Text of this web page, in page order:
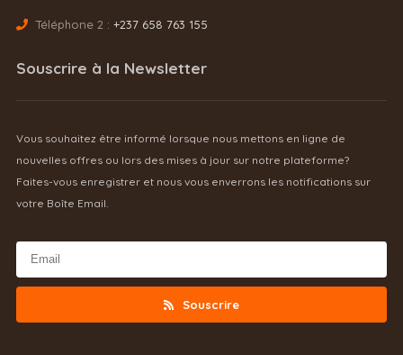
Téléphone 2 : +237 658 763 155
Souscrire à la Newsletter
Vous souhaitez être informé lorsque nous mettons en ligne de
nouvelles offres ou lors des mises à jour sur notre plateforme?
Faites-vous enregistrer et nous vous enverrons les notifications sur
votre Boîte Email.
Souscrire